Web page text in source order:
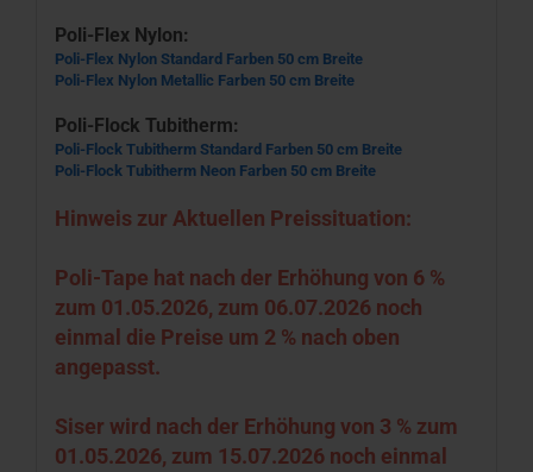
Poli-Flex Nylon:
Poli-Flex Nylon Standard Farben 50 cm Breite
Poli-Flex Nylon Metallic Farben 50 cm Breite
Poli-Flock Tubitherm:
Poli-Flock Tubitherm Standard Farben 50 cm Breite
Poli-Flock Tubitherm Neon Farben 50 cm Breite
Hinweis zur Aktuellen Preissituation:
Poli-Tape hat nach der Erhöhung von 6 %
zum 01.05.2026, zum 06.07.2026 noch
einmal die Preise um 2 % nach oben
angepasst.
Siser wird nach der Erhöhung von 3 % zum
01.05.2026, zum 15.07.2026 noch einmal